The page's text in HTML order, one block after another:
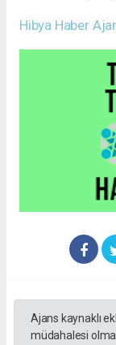
Hibya Haber
Ajans kaynaklı
müdahalesi